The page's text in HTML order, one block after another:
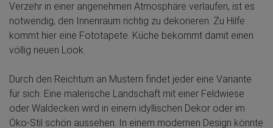
Verzehr in einer angenehmen Atmosphäre verlaufen, ist es
notwendig, den Innenraum richtig zu dekorieren. Zu Hilfe
kommt hier eine Fototapete. Küche bekommt damit einen
völlig neuen Look.
Durch den Reichtum an Mustern findet jeder eine Variante
für sich. Eine malerische Landschaft mit einer Feldwiese
oder Waldecken wird in einem idyllischen Dekor oder im
Öko-Stil schön aussehen. In einem modernen Design könnte